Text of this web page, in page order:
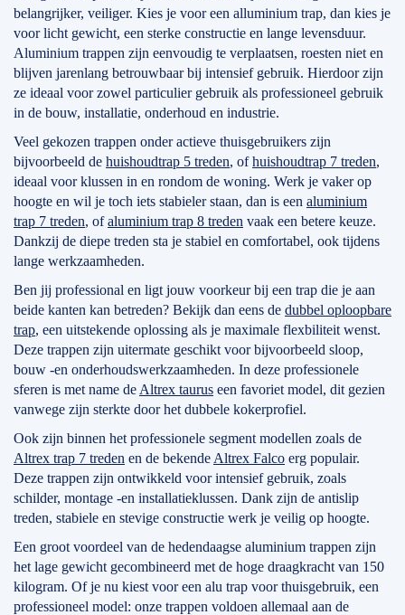
belangrijker, veiliger. Kies je voor een alluminium trap, dan kies je
voor licht gewicht, een sterke constructie en lange levensduur.
Aluminium trappen zijn eenvoudig te verplaatsen, roesten niet en
blijven jarenlang betrouwbaar bij intensief gebruik. Hierdoor zijn
ze ideaal voor zowel particulier gebruik als professioneel gebruik
in de bouw, installatie, onderhoud en industrie.
Veel gekozen trappen onder actieve thuisgebruikers zijn
bijvoorbeeld de huishoudtrap 5 treden, ofhuishoudtrap 7 treden,
ideaal voor klussen in en rondom de woning. Werk je vaker op
hoogte en wil je toch iets stabieler staan, dan is een aluminium
trap 7 treden, ofaluminium trap 8 treden vaak een betere keuze.
Dankzij de diepe treden sta je stabiel en comfortabel, ook tijdens
lange werkzaamheden.
Ben jij professional en ligt jouw voorkeur bij een trap die je aan
beide kanten kan betreden? Bekijk dan eens de dubbel oploopbare
trap, een uitstekende oplossing als je maximale flexbiliteit wenst.
Deze trappen zijn uitermate geschikt voor bijvoorbeeld sloop,
bouw -en onderhoudswerkzaamheden. In deze professionele
sferen is met name de Altrex taurus een favoriet model, dit gezien
vanwege zijn sterkte door het dubbele kokerprofiel.
Ook zijn binnen het professionele segment modellen zoals de
Altrex trap 7 treden en de bekende Altrex Falco erg populair.
Deze trappen zijn ontwikkeld voor intensief gebruik, zoals
schilder, montage -en installatieklussen. Dank zijn de antislip
treden, stabiele en stevige constructie werk je veilig op hoogte.
Een groot voordeel van de hedendaagse aluminium trappen zijn
het lage gewicht gecombineerd met de hoge draagkracht van 150
kilogram. Of je nu kiest voor een alu trap voor thuisgebruik, een
professioneel model: onze trappen voldoen allemaal aan de